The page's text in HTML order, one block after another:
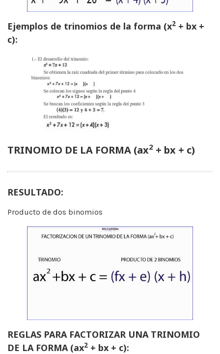
Ejemplos de trinomios de la forma (x2 + bx +
c):
TRINOMIO DE LA FORMA (ax2 + bx + c)
RESULTADO:
Producto de dos binomios
REGLAS PARA FACTORIZAR UNA TRINOMIO
DE LA FORMA (ax2 + bx + c):